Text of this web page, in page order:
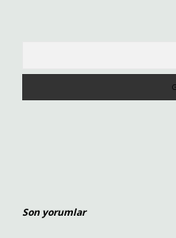
Son yorumlar